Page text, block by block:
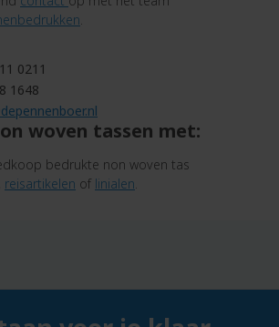
.
0211
1648
woven tassen met:
bedrukte non woven tas
reisartikelen of linialen.